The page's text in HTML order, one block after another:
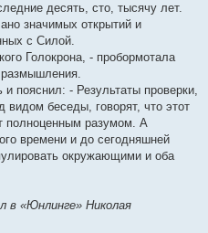
десять, сто, тысячу лет.
значимых открытий и
с Силой.
Голокрона, - пробормотала
и пояснил: - Результаты проверки,
видом беседы, говорят, что этот
полноценным разумом. А
времени и до сегодняшней
окружающими и оба
в «Юнлинге» Николая